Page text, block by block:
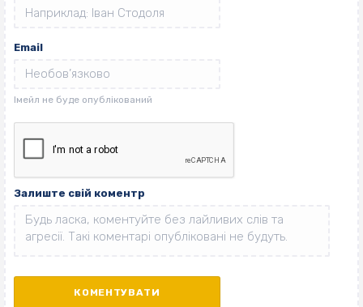
Email
Залиште свій коментр